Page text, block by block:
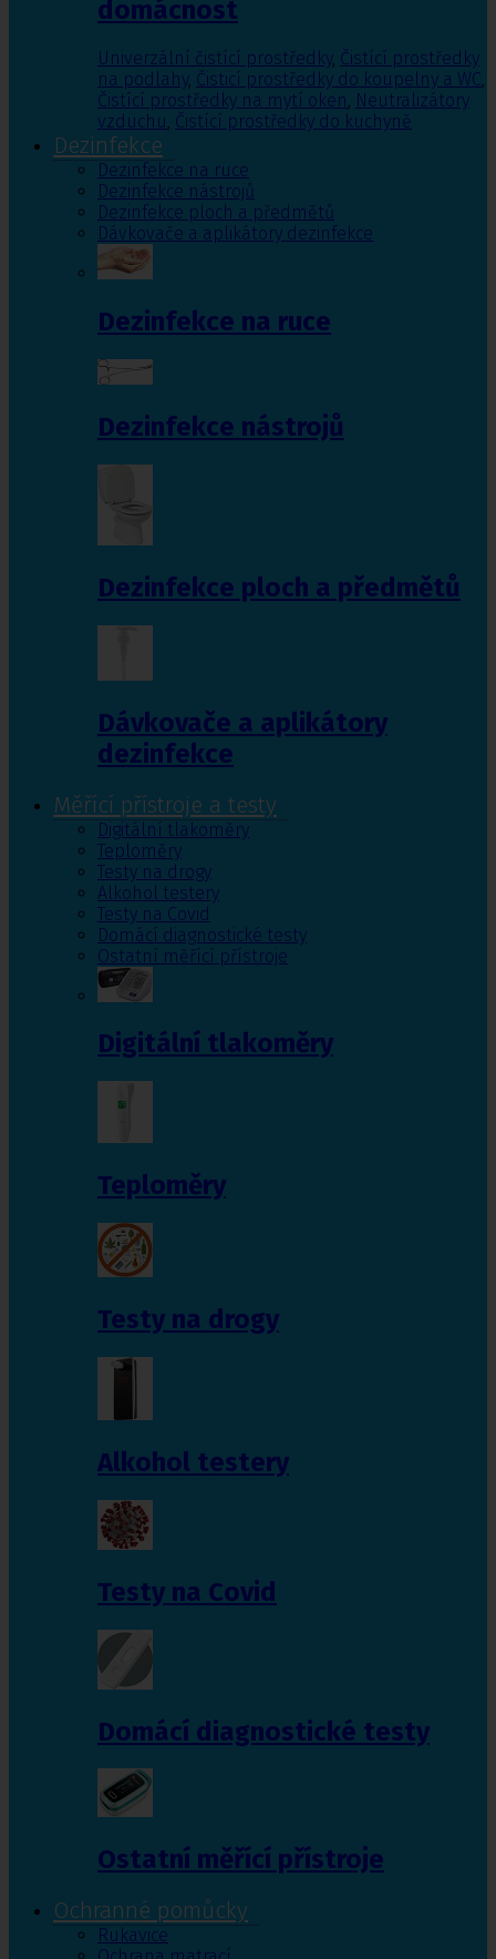
domácnost
Univerzální čistící prostředky, Čistící prostředky
na podlahy, Čisticí prostředky do koupelny a WC,
Čistící prostředky na mytí oken, Neutralizátory
vzduchu, Čistící prostředky do kuchyně
Dezinfekce
Dezinfekce na ruce
Dezinfekce nástrojů
Dezinfekce ploch a předmětů
Dávkovače a aplikátory dezinfekce
Dezinfekce na ruce
Dezinfekce nástrojů
Dezinfekce ploch a předmětů
Dávkovače a aplikátory
dezinfekce
Měřící přístroje a testy
Digitální tlakoměry
Teploměry
Testy na drogy
Alkohol testery
Testy na Covid
Domácí diagnostické testy
Ostatní měřící přístroje
Digitální tlakoměry
Teploměry
Testy na drogy
Alkohol testery
Testy na Covid
Domácí diagnostické testy
Ostatní měřící přístroje
Ochranné pomůcky
Rukavice